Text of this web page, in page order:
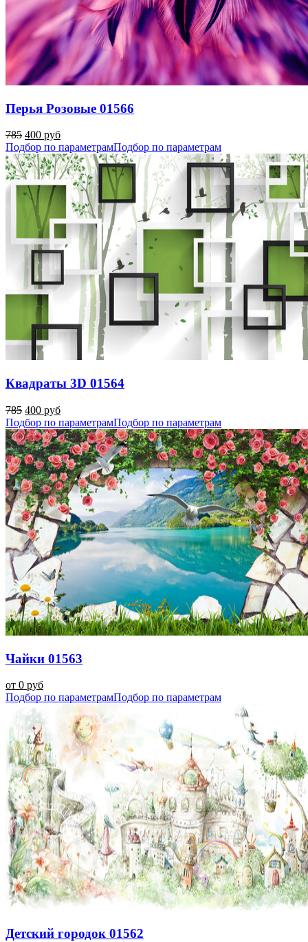
Перья Розовые 01566
785 400 руб
Подбор по параметрамПодбор по параметрам
Квадраты 3D 01564
785 400 руб
Подбор по параметрамПодбор по параметрам
Чайки 01563
от 0 руб
Подбор по параметрамПодбор по параметрам
Детский городок 01562